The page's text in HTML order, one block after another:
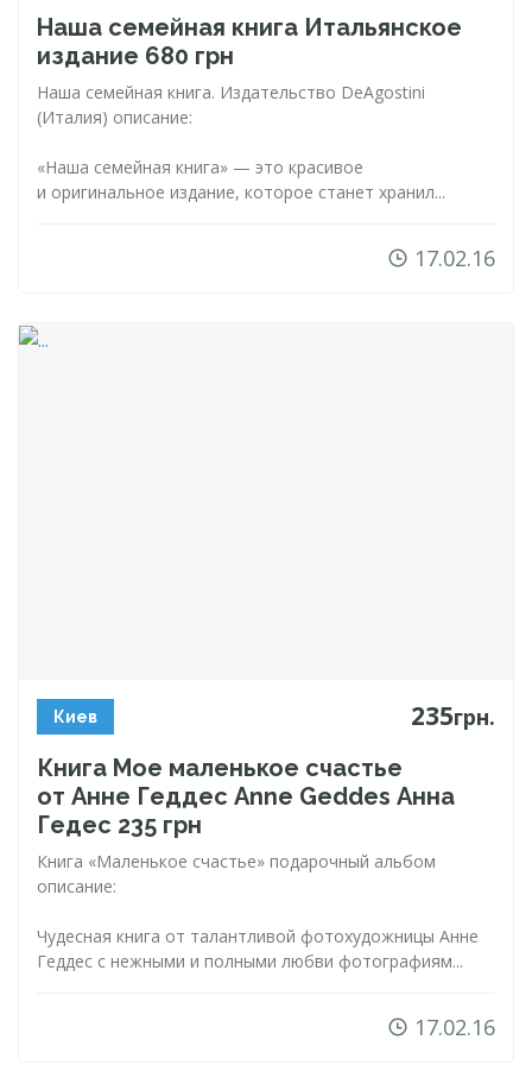
Наша семейная книга Итальянское
издание 680 грн
Наша семейная книга. Издательство DeAgostini
(Италия) описание:
«Наша семейная книга» — это красивое
и оригинальное издание, которое станет хранил...
17.02.16
Киев 235грн.
Книга Мое маленькое счастье
от Анне Геддес Anne Geddes Анна
Гедес 235 грн
Книга «Маленькое счастье» подарочный альбом
описание:
Чудесная книга от талантливой фотохудожницы Анне
Геддес с нежными и полными любви фотографиям...
17.02.16